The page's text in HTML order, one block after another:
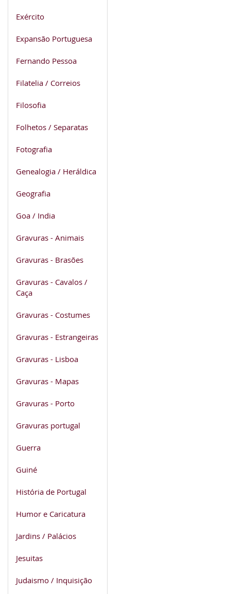
Exército
Expansão Portuguesa
Fernando Pessoa
Filatelia / Correios
Filosofia
Folhetos / Separatas
Fotografia
Genealogia / Heráldica
Geografia
Goa / India
Gravuras - Animais
Gravuras - Brasões
Gravuras - Cavalos /
Caça
Gravuras - Costumes
Gravuras - Estrangeiras
Gravuras - Lisboa
Gravuras - Mapas
Gravuras - Porto
Gravuras portugal
Guerra
Guiné
História de Portugal
Humor e Caricatura
Jardins / Palácios
Jesuitas
Judaismo / Inquisição